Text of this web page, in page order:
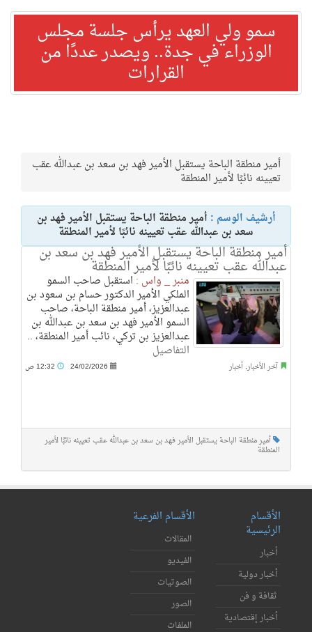
سمو ولي العهد يرأس جلسة مجلس
الوزراء في جدة.. ويصدر عددًا من
القرارات
أمير منطقة الباحة يستقبل الأمير فهد بن سعد بن عبدالله عقب
تعيينه نائبًا لأمير المنطقة
أرشيف الوسم : أمير منطقة الباحة يستقبل الأمير فهد بن
سعد بن عبدالله عقب تعيينه نائبًا لأمير المنطقة
أمير منطقة الباحة يستقبل الأمير فهد بن سعد بن
عبدالله عقب تعيينه نائبًا لأمير المنطقة
منبر _ واس : استقبل صاحب السمو
الملكي الأمير الدكتور حسام بن سعود بن
عبدالعزيز، أمير منطقة الباحة، صاحب
السمو الأمير فهد بن سعد بن عبدالله بن
عبدالعزيز بن تركي، نائب أمير المنطقة، ..
التفاصيل
آخر الأخبار, أخبار 24/02/2026
أمير منطقة الباحة يستقبل الأمير فهد بن سعد بن عبدالله عقب تعيينه نائبًا لأمير
المنطقة
الأقسام
الرئيسية
أخبار
أخبار دولية
ثقافة و فن
أخبار إقتصادية
الأقسام الفرعية
المقالات
الفيديو
الصوتيات
الصور
الملفات